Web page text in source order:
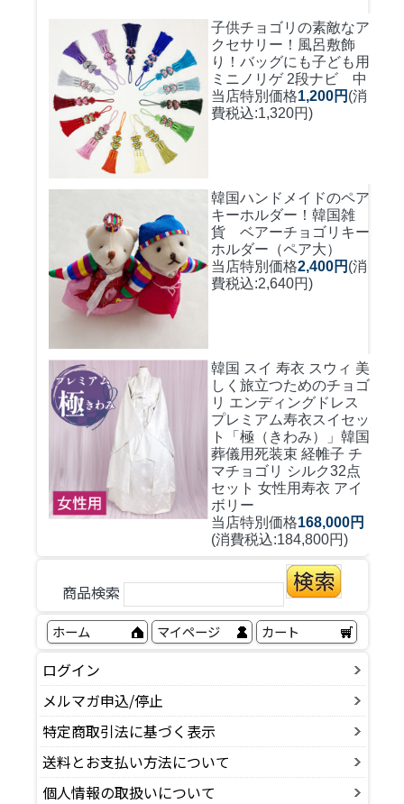
子供チョゴリの素敵なア
クセサリー！風呂敷飾
り！バッグにも子ども用
ミニノリゲ 2段ナビ 中
当店特別価格1,200円 (消
費税込:1,320円)
韓国ハンドメイドのペア
キーホルダー！ 韓国雑
貨 ベアーチョゴリキー
ホルダー（ペア大）
当店特別価格2,400円 (消
費税込:2,640円)
韓国 スイ 寿衣 スウィ 美
しく旅立つためのチョゴ
リ エンディングドレス
プレミアム寿衣スイセッ
ト「極（きわみ）」韓国
葬儀用死装束 経帷子 チ
マチョゴリ シルク32点
セット 女性用寿衣 アイ
ボリー
当店特別価格168,000円
(消費税込:184,800円)
商品検索
ホーム マイページ カート
ログイン
メルマガ申込/停止
特定商取引法に基づく表示
送料とお支払い方法について
個人情報の取扱いについて